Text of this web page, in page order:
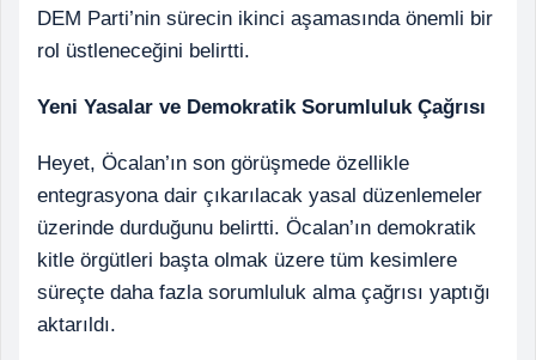
DEM Parti’nin sürecin ikinci aşamasında önemli bir
rol üstleneceğini belirtti.
Yeni Yasalar ve Demokratik Sorumluluk Çağrısı
Heyet, Öcalan’ın son görüşmede özellikle
entegrasyona dair çıkarılacak yasal düzenlemeler
üzerinde durduğunu belirtti. Öcalan’ın demokratik
kitle örgütleri başta olmak üzere tüm kesimlere
süreçte daha fazla sorumluluk alma çağrısı yaptığı
aktarıldı.